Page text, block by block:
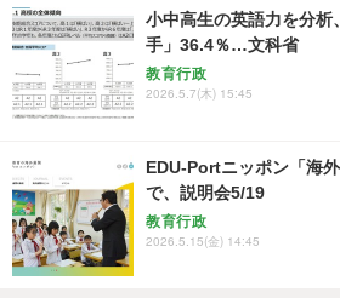
小中高生の英語力を分
手」36.4％…文科省
教育行政
2026.5.7(木) 15:45
EDU-Portニッポン「海
で、説明会5/19
教育行政
2026.5.15(金) 14:45